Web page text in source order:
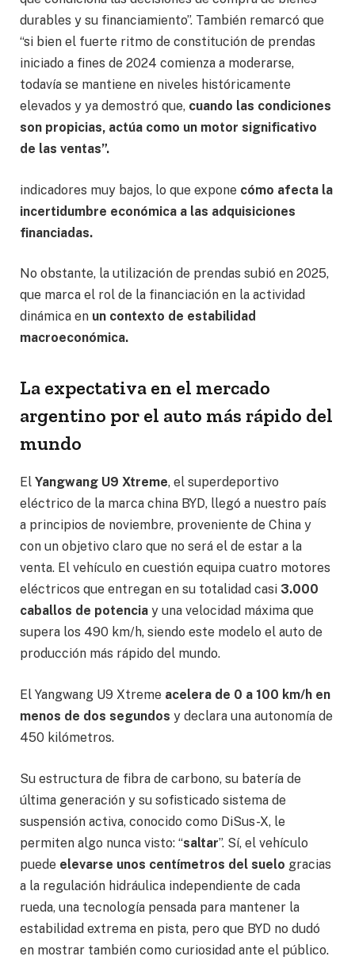
durables y su financiamiento”. También remarcó que
“si bien el fuerte ritmo de constitución de prendas
iniciado a fines de 2024 comienza a moderarse,
todavía se mantiene en niveles históricamente
elevados y ya demostró que, cuando las condiciones
son propicias, actúa como un motor significativo
de las ventas”.
indicadores muy bajos, lo que expone cómo afecta la
incertidumbre económica a las adquisiciones
financiadas.
No obstante, la utilización de prendas subió en 2025,
que marca el rol de la financiación en la actividad
dinámica en un contexto de estabilidad
macroeconómica.
La expectativa en el mercado
argentino por el auto más rápido del
mundo
El Yangwang U9 Xtreme, el superdeportivo
eléctrico de la marca china BYD, llegó a nuestro país
a principios de noviembre, proveniente de China y
con un objetivo claro que no será el de estar a la
venta. El vehículo en cuestión equipa cuatro motores
eléctricos que entregan en su totalidad casi 3.000
caballos de potencia y una velocidad máxima que
supera los 490 km/h, siendo este modelo el auto de
producción más rápido del mundo.
El Yangwang U9 Xtreme acelera de 0 a 100 km/h en
menos de dos segundos y declara una autonomía de
450 kilómetros.
Su estructura de fibra de carbono, su batería de
última generación y su sofisticado sistema de
suspensión activa, conocido como DiSus-X, le
permiten algo nunca visto: “saltar”. Sí, el vehículo
puede elevarse unos centímetros del suelo gracias
a la regulación hidráulica independiente de cada
rueda, una tecnología pensada para mantener la
estabilidad extrema en pista, pero que BYD no dudó
en mostrar también como curiosidad ante el público.